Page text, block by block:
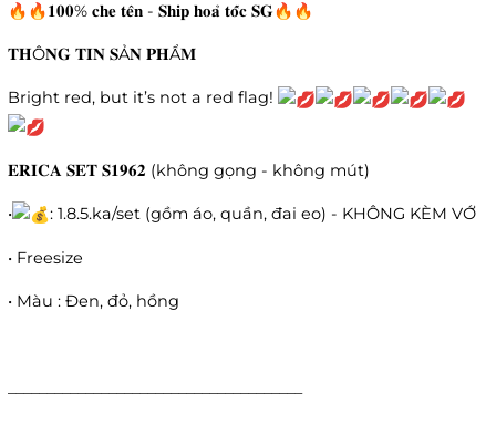
🔥🔥𝟏𝟎𝟎% 𝐜𝐡𝐞 𝐭𝐞̂𝐧 - 𝐒𝐡𝐢𝐩 𝐡𝐨𝐚̉ 𝐭𝐨̂́𝐜 𝐒𝐆🔥🔥
𝐓𝐇Ô𝐍𝐆 𝐓𝐈𝐍 𝐒Ả𝐍 𝐏𝐇Ẩ𝐌
Bright red, but it’s not a red flag!
𝐄𝐑𝐈𝐂𝐀 𝐒𝐄𝐓 𝐒𝟏𝟗𝟔𝟐 (không gọng - không mút)
• : 1.8.5.ka/set (gồm áo, quần, đai eo) - KHÔNG KÈM VỚ
• Freesize
• Màu : Đen, đỏ, hồng